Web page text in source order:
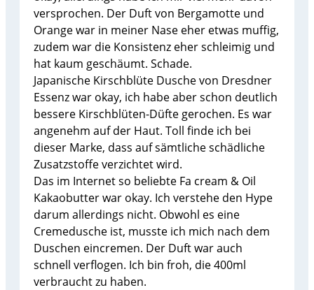
versprochen. Der Duft von Bergamotte und
Orange war in meiner Nase eher etwas muffig,
zudem war die Konsistenz eher schleimig und
hat kaum geschäumt. Schade.
Japanische Kirschblüte Dusche von Dresdner
Essenz war okay, ich habe aber schon deutlich
bessere Kirschblüten-Düfte gerochen. Es war
angenehm auf der Haut. Toll finde ich bei
dieser Marke, dass auf sämtliche schädliche
Zusatzstoffe verzichtet wird.
Das im Internet so beliebte Fa cream & Oil
Kakaobutter war okay. Ich verstehe den Hype
darum allerdings nicht. Obwohl es eine
Cremedusche ist, musste ich mich nach dem
Duschen eincremen. Der Duft war auch
schnell verflogen. Ich bin froh, die 400ml
verbraucht zu haben.